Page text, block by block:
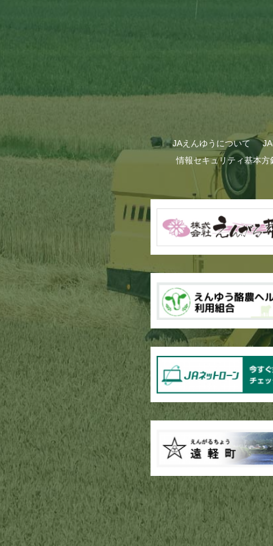
JAえんゆうについて
情報セキュリティ基本方